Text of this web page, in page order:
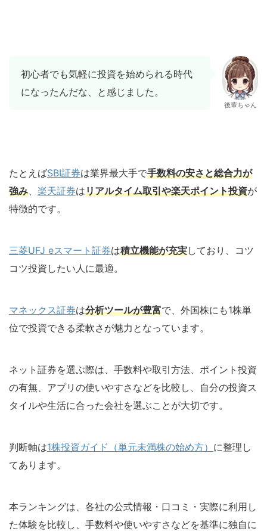
初心者でも気軽に投資を始められる時代
になったんだな、と感じました。
後輩ちゃん
たとえばSBI証券は業界最大手で手数料の安さと総合力が
強み
楽天証券はリアルタイム取引や楽天ポイント投資が
特徴的です。
三菱UFJ eスマート証券は積立機能が充実しており、コツ
コツ投資したい人に最適。
マネックス証券は分析ツールが豊富で、外国株にも1株単
位で投資できる柔軟さが魅力となっています。
ネット証券を選ぶ際は、手数料や取引方法、ポイント投資
の有無、アプリの使いやすさなどを比較し、自分の投資ス
タイルや生活に合った会社を選ぶことが大切です。
判断軸は1株投資ガイド（単元未満株の始め方） に整理し
てあります。
本ランキングは、各社の公式情報・口コミ・実際に利用し
た体験を比較し、手数料や使いやすさなどを基準に独自に